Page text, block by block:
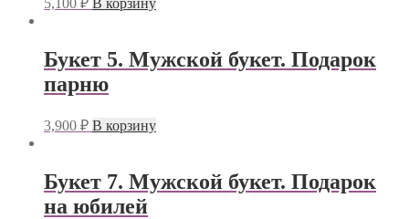
5,100 ₽ В корзину
Букет 5. Мужской букет. Подарок
парню
3,900 ₽ В корзину
Букет 7. Мужской букет. Подарок
на юбилей